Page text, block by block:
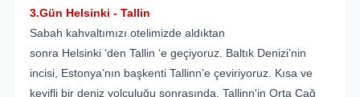
3.Gün Helsinki - Tallin
Sabah kahvaltımızı otelimizde aldıktan
sonra Helsinki ‘den Tallin ‘e geçiyoruz. Baltık Denizi’nin
incisi, Estonya’nın başkenti Tallinn’e çeviriyoruz. Kısa ve
keyifli bir deniz yolculuğu sonrasında, Tallinn'in Orta Çağ